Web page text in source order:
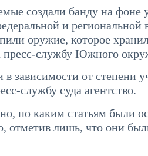
создали банду на
и
оружие, которое
службу Южного
зависимости от степени
службу суда агентство.
по каким статьям были
отметив лишь, что они